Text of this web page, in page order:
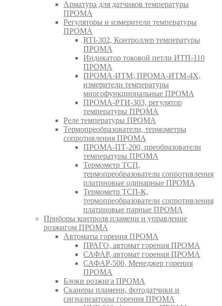
Арматура для датчиков температуры
ПРОМА
Регуляторы и измерители температуры
ПРОМА
RTI-302, Контроллер температуры
ПРОМА
Индикатор токовой петли ИТП-110
ПРОМА
ПРОМА-ИТМ; ПРОМА-ИТМ-4Х,
измерители температуры
многофункциональные ПРОМА
ПРОМА-РТИ-303, регулятор
температуры ПРОМА
Реле температуры ПРОМА
Термопреобразователи, термометры
сопротивления ПРОМА
ПРОМА-ПТ-200, преобразователи
температуры ПРОМА
Термометр ТСП,
термопреобразователи сопротивления
платиновые одинарные ПРОМА
Термометр ТСП-К,
термопреобразователи сопротивления
платиновые парные ПРОМА
Приборы контроля пламени и управление
розжигом ПРОМА
Автоматы горения ПРОМА
ПРАГО, автомат горения ПРОМА
САФАР, автомат горения ПРОМА
САФАР-500, Менеджер горения
ПРОМА
Блоки розжига ПРОМА
Сканеры пламени, фотодатчики и
сигнализаторы горения ПРОМА